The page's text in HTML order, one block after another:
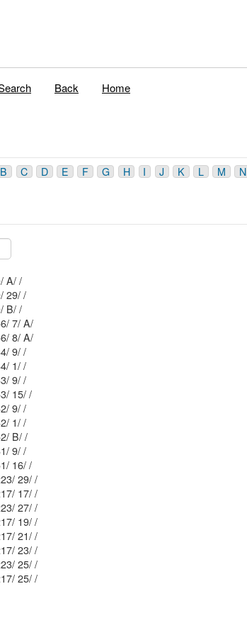
Back Home
B C D E F G H I J K L M N
Mblu: 57/ 1 90/ A/ /
Mblu: 57/ 1 89/ 29/ /
Mblu: 57/ 1 90/ B/ /
Mblu: 47/ 1 156/ 7/ A/
Mblu: 47/ 1 156/ 8/ A/
Mblu: 47/ 1 164/ 9/ /
Mblu: 48/ 1 164/ 1/ /
Mblu: 48/ 1 163/ 9/ /
Mblu: 47/ 1 153/ 15/ /
Mblu: 48/ 1 162/ 9/ /
Mblu: 48/ 1 162/ 1/ /
Mblu: 48/ 1 152/ B/ /
Mblu: 38/ 3 161/ 9/ /
Mblu: 38/ 3 151/ 16/ /
Mblu: 38/ 1 223/ 29/ /
Mblu: 38/ 1 217/ 17/ /
Mblu: 38/ 1 223/ 27/ /
Mblu: 38/ 1 217/ 19/ /
Mblu: 38/ 1 217/ 21/ /
Mblu: 38/ 1 217/ 23/ /
Mblu: 38/ 1 223/ 25/ /
Mblu: 38/ 1 217/ 25/ /